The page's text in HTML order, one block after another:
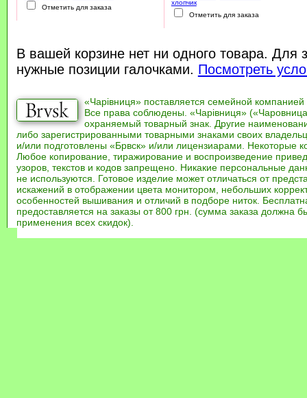
Отметить для заказа
хлопчик
Отметить для заказа
В вашей корзине нет ни одного товара. Для
нужные позиции галочками. Посмотреть
«Чарівниця» поставляется семейной компанией
Все права соблюдены. «Чарівниця»
охраняемый товарный знак. Другие
либо зарегистрированными товарными знаками своих
и/или подготовлены «Брвск» и/или лицензиарами. Некоторые
Любое копирование, тиражирование и воспроизведение
узоров, текстов и кодов запрещено. Никакие персональные
не используются. Готовое изделие может отличаться от
искажений в отображении цвета монитором, небольших
особенностей вышивания и отличий в подборе ниток.
предоставляется на заказы от 800 грн. (сумма заказа должна
применения всех скидок).